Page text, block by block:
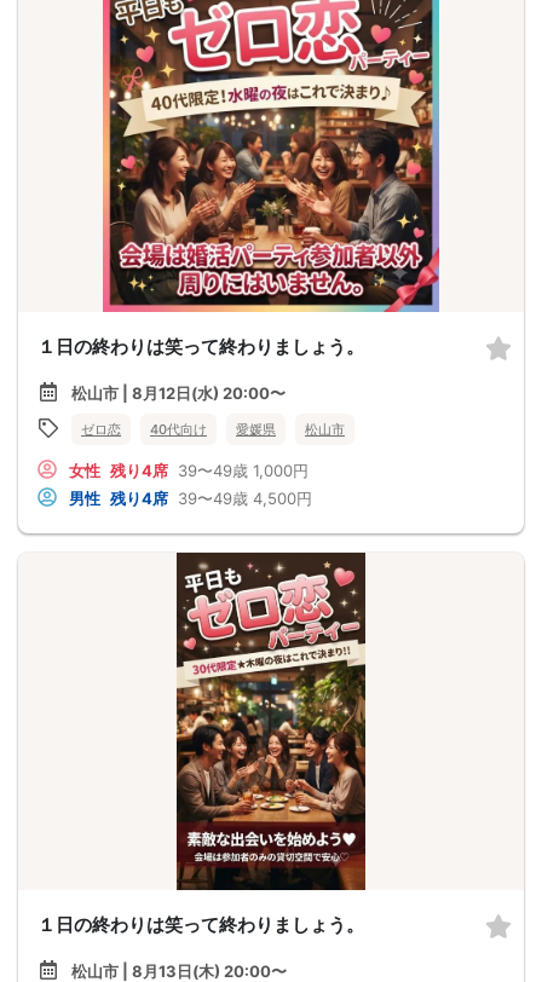
１日の終わりは笑って終わりましょう。
松山市 | 8月12日(水) 20:00〜
ゼロ恋 40代向け 愛媛県 松山市
女性 残り4席 39〜49歳 1,000円
男性 残り4席 39〜49歳 4,500円
１日の終わりは笑って終わりましょう。
松山市 | 8月13日(木) 20:00〜